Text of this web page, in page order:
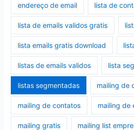
endereço de email lista de
lista de emails validos gratis
lista emails gratis download
listas de emails validos lista
listas segmentadas mailing de
mailing de contatos mailing de
mailing gratis mailing list